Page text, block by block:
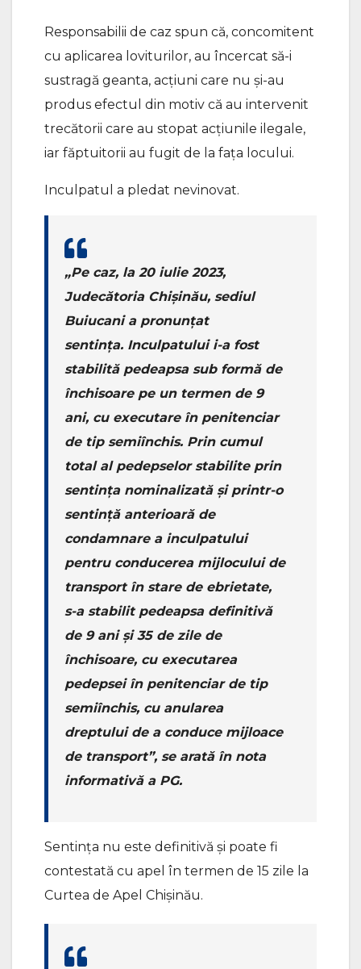
Responsabilii de caz spun că, concomitent
cu aplicarea loviturilor, au încercat să-i
sustragă geanta, acțiuni care nu și-au
produs efectul din motiv că au intervenit
trecătorii care au stopat acțiunile ilegale,
iar făptuitorii au fugit de la fața locului.
Inculpatul a pledat nevinovat.
„Pe caz, la 20 iulie 2023,
Judecătoria Chișinău, sediul
Buiucani a pronunțat
sentința. Inculpatului i-a fost
stabilită pedeapsa sub formă de
închisoare pe un termen de 9
ani, cu executare în penitenciar
de tip semiînchis. Prin cumul
total al pedepselor stabilite prin
sentința nominalizată și printr-o
sentință anterioară de
condamnare a inculpatului
pentru conducerea mijlocului de
transport în stare de ebrietate,
s-a stabilit pedeapsa definitivă
de 9 ani și 35 de zile de
închisoare, cu executarea
pedepsei în penitenciar de tip
semiînchis, cu anularea
dreptului de a conduce mijloace
de transport”, se arată în nota
informativă a PG.
Sentința nu este definitivă și poate fi
contestată cu apel în termen de 15 zile la
Curtea de Apel Chișinău.